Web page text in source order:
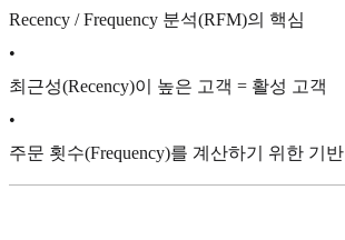
Recency / Frequency 분석(RFM)의 핵심
•
최근성(Recency)이 높은 고객 = 활성 고객
•
주문 횟수(Frequency)를 계산하기 위한 기반